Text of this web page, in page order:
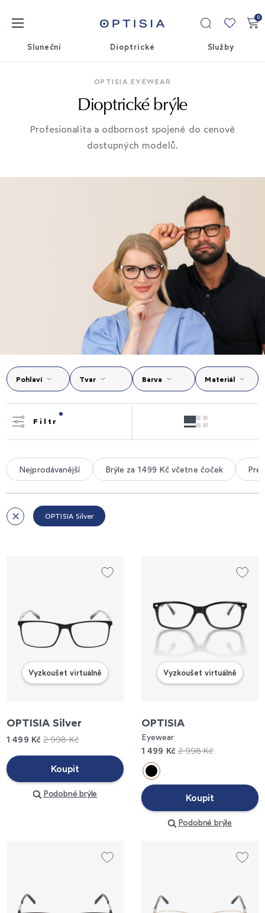
Sluneční Dioptrické Služby
Moje
0
OPTISIA EYEWEAR
Dioptrické brýle
Profesionalita a odbornost spojené do cenově
dostupných modelů.
Pohlaví Tvar Barva Materiál
Filtr
Nejprodávanější Brýle za 1499 Kč včetne čoček
OPTISIA Silver
Vyzkoušet virtuálně
OPTISIA Silver
1 499 Kč2 998 Kč
Koupit
Podobné brýle
Vyzkoušet virtuálně
OPTISIA
Eyewear
1 499 Kč 2 998 Kč
Koupit
Podobné brýle